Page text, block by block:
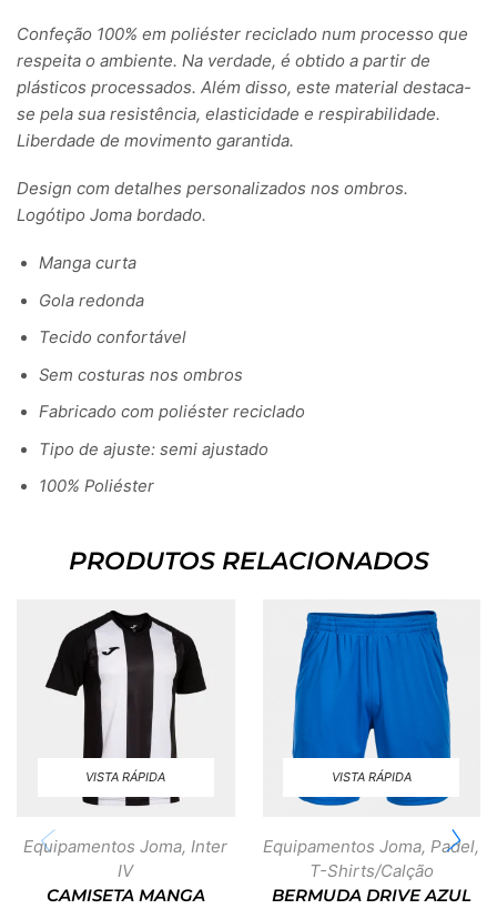
Confeção 100% em poliéster reciclado num processo que
respeita o ambiente. Na verdade, é obtido a partir de
plásticos processados. Além disso, este material destaca-
se pela sua resistência, elasticidade e respirabilidade.
Liberdade de movimento garantida.
Design com detalhes personalizados nos ombros.
Logótipo Joma bordado.
Manga curta
Gola redonda
Tecido confortável
Sem costuras nos ombros
Fabricado com poliéster reciclado
Tipo de ajuste: semi ajustado
100% Poliéster
PRODUTOS RELACIONADOS
VISTA RÁPIDA
Equipamentos Joma,Inter
IV
CAMISETA MANGA
VISTA RÁPIDA
Equipamentos Joma,Padel,
T-Shirts/Calção
BERMUDA DRIVE AZUL